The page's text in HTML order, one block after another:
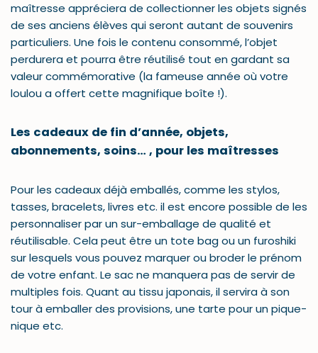
maîtresse appréciera de collectionner les objets signés
de ses anciens élèves qui seront autant de souvenirs
particuliers. Une fois le contenu consommé, l’objet
perdurera et pourra être réutilisé tout en gardant sa
valeur commémorative (la fameuse année où votre
loulou a offert cette magnifique boîte !).
Les cadeaux de fin d’année, objets,
abonnements, soins… , pour les maîtresses
Pour les cadeaux déjà emballés, comme les stylos,
tasses, bracelets, livres etc. il est encore possible de les
personnaliser par un sur-emballage de qualité et
réutilisable. Cela peut être un tote bag ou un furoshiki
sur lesquels vous pouvez marquer ou broder le prénom
de votre enfant. Le sac ne manquera pas de servir de
multiples fois. Quant au tissu japonais, il servira à son
tour à emballer des provisions, une tarte pour un pique-
nique etc.